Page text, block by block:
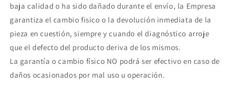
baja calidad o ha sido dañado durante el envío, la Empresa
garantiza el cambio fisico o la devolución inmediata de la
pieza en cuestión, siempre y cuando el diagnóstico arroje
que el defecto del producto deriva de los mismos.
La garantía o cambio físico NO podrá ser efectivo en caso de
daños ocasionados por mal uso u operación.